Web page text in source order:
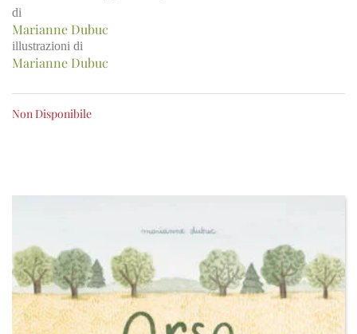
di
Marianne Dubuc
illustrazioni di
Marianne Dubuc
Non Disponibile